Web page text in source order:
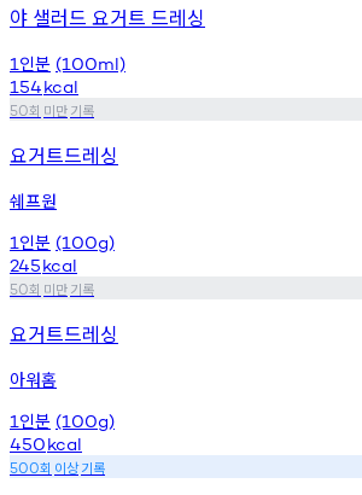
야 샐러드 요거트 드레싱
1 인분 (100ml)
154kcal
50회 미만기록
요거트드레싱
쉐프원
1 인분 (100g)
245kcal
50회 미만기록
요거트드레싱
아워홈
1 인분 (100g)
450kcal
500회 이상기록